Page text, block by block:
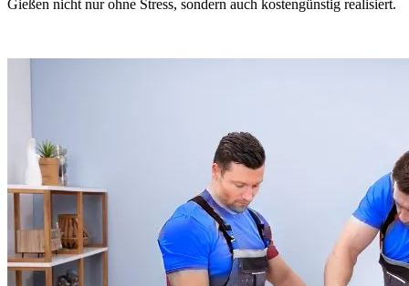
Gießen nicht nur ohne Stress, sondern auch kostengünstig realisiert.